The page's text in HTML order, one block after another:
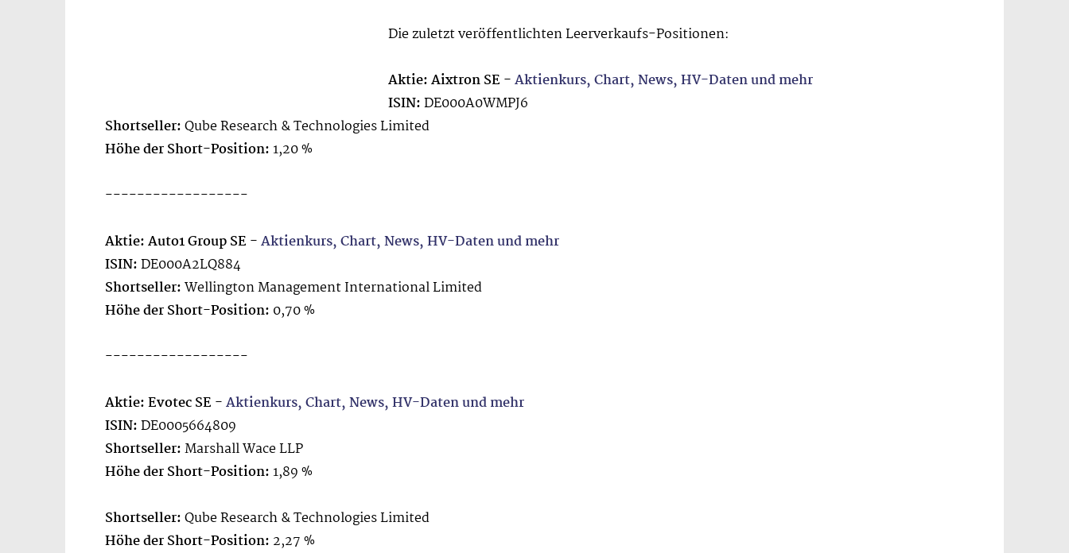
Die zuletzt veröffentlichten Leerverkaufs-Positionen:
Aktie: Aixtron SE -Aktienkurs, Chart, News, HV-Daten und mehr
ISIN:DE000A0WMPJ6
Shortseller:Qube Research & Technologies Limited
Höhe der Short-Position: 1,20 %
------------------
Aktie: Auto1 Group SE -Aktienkurs, Chart, News, HV-Daten und mehr
ISIN:DE000A2LQ884
Shortseller:Wellington Management International Limited
Höhe der Short-Position: 0,70 %
------------------
Aktie: Evotec SE -Aktienkurs, Chart, News, HV-Daten und mehr
ISIN:DE0005664809
Shortseller:Marshall Wace LLP
Höhe der Short-Position: 1,89 %
Shortseller:Qube Research & Technologies Limited
Höhe der Short-Position: 2,27 %